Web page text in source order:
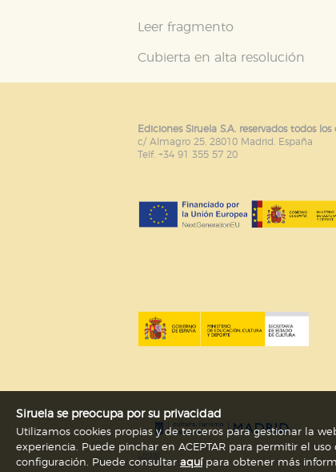
Leer fragmento
Cubierta en alta resolución
Ediciones Siruela S.A. reservados todos los
c/ Almagro 25. 28010 Madrid. España
Telf. +34 91 355 57 20
Siruela se preocupa por su privacidad
Utilizamos cookies propias y de terceros para gestionar la
experiencia. Puede pinchar en ACEPTAR para permitir el
configuración. Puede consultar aquípara obtener más